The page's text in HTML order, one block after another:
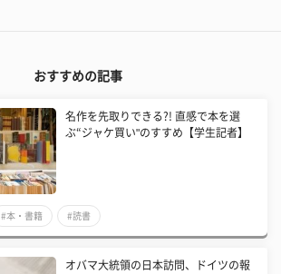
おすすめの記事
名作を先取りできる?! 直感で本を選
ぶ“ジャケ買い"のすすめ【学生記者】
#本・書籍 #読書
オバマ大統領の日本訪問、ドイツの報